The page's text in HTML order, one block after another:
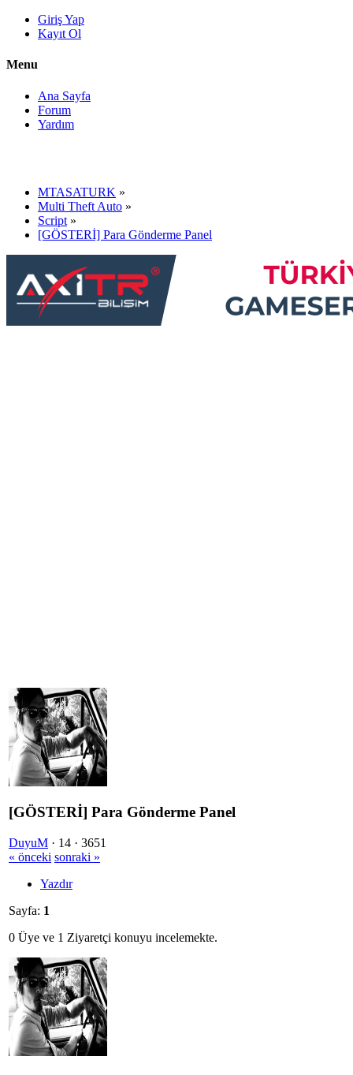
Giriş Yap
Kayıt Ol
Menu
Ana Sayfa
Forum
Yardım
MTASATURK »
Multi Theft Auto »
Script »
[GÖSTERİ] Para Gönderme Panel
[GÖSTERİ] Para Gönderme Panel
DuyuM · 14 · 3651
« önceki sonraki »
Yazdır
Sayfa: 1
0 Üye ve 1 Ziyaretçi konuyu incelemekte.